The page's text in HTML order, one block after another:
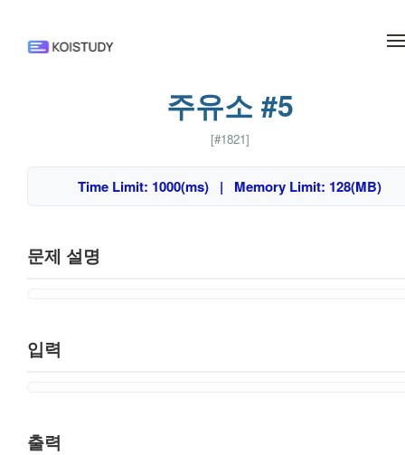
주유소 #5
[#1821]
Time Limit: 1000(ms) | Memory Limit: 128(MB)
문제 설명
입력
출력